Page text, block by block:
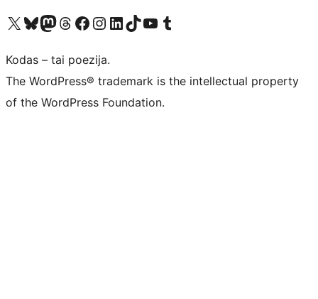
Visit our X (formerly Twitter) account
Apsilankykite mūsų Bluesky paskyroje
Visit our Mastodon account
Apsilankykite mūsų Threads paskyroje
Visit our Facebook page
Visit our Instagram account
Visit our LinkedIn account
Apsilankykite mūsų TikTok paskyroje
Visit our YouTube channel
Apsilankykite mūsų Tumblr paskyroje
Kodas – tai poezija.
The WordPress® trademark is the intellectual property
of the WordPress Foundation.